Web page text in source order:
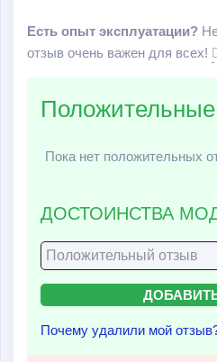
Есть опыт эксплуатации?
отзыв очень важен для всех!
Пока нет положительных
ДОСТОИНСТВА
Почему удалили мой